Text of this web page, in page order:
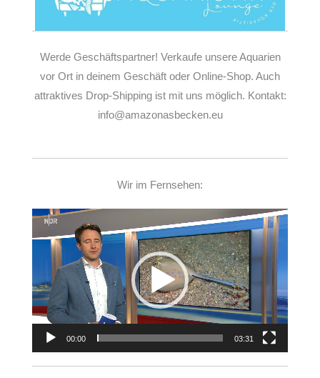
Werde Geschäftspartner! Verkaufe unsere Aquarien
vor Ort in deinem Geschäft oder Online-Shop. Auch
attraktives Drop-Shipping ist mit uns möglich. Kontakt:
info@amazonasbecken.eu
Wir im Fernsehen:
Player
00:00 03:31